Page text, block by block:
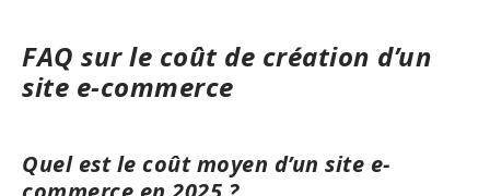
FAQ sur le coût de création d’un
site e-commerce
Quel est le coût moyen d’un site e-